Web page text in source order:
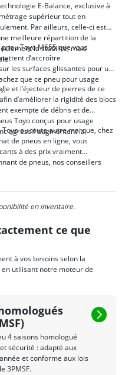
E-Balance, exclusive à
supérieur tout en
Par ailleurs, celle-ci est
meilleure répartition de la
la stabilité, mais
Toyo M655 que vous
d’accroître
les surfaces glissantes pour un
que ce pneu pour usage
et l’éjecteur de pierres de ce
d’améliorer la rigidité des blocs
exempte de débris et de
Toyo conçus pour usage
agressif augmentent la
ou toute autre marque, chez
de pneus en ligne, vous
à des prix vraiment
de pneus, nos conseillers
guider afin de faire le meilleur
vos besoins et votre budget.
en inventaire.
ce que
à vos besoins selon la
utilisant notre moteur de
4 saisons homologué
sécurité : adapté aux
et conforme aux lois
3PMSF.